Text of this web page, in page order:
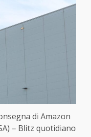
di Amazon
– Blitz quotidiano